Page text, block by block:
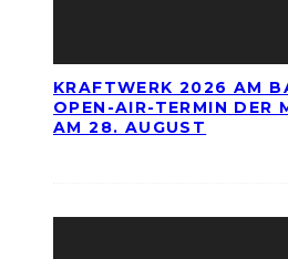
KRAFTWERK 2026 AM
OPEN-AIR-TERMIN DER
AM 28. AUGUST